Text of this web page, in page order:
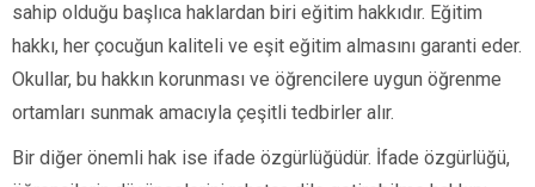
sahip olduğu başlıca haklardan biri eğitim hakkıdır. Eğitim
hakkı, her çocuğun kaliteli ve eşit eğitim almasını garanti eder.
Okullar, bu hakkın korunması ve öğrencilere uygun öğrenme
ortamları sunmak amacıyla çeşitli tedbirler alır.
Bir diğer önemli hak ise ifade özgürlüğüdür. İfade özgürlüğü,